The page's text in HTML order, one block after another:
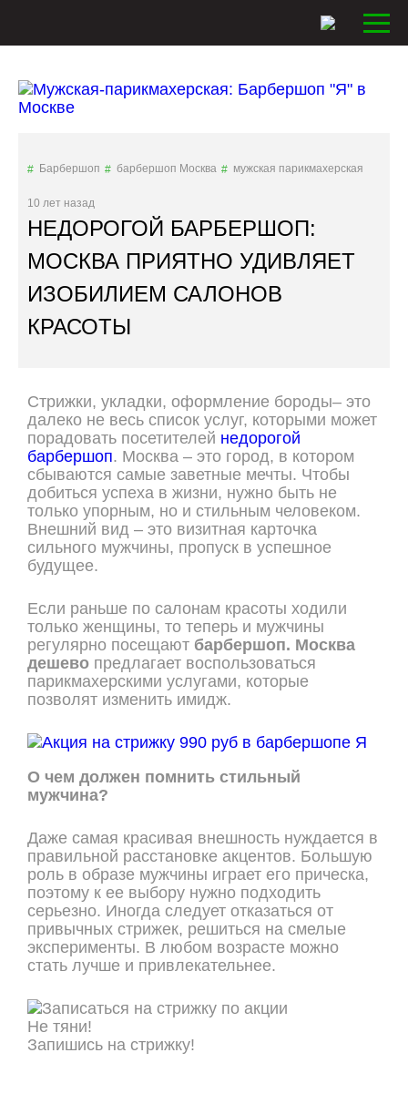
Барбершоп барбершоп Москва мужская парикмахерская
10 лет назад
НЕДОРОГОЙ БАРБЕРШОП:
МОСКВА ПРИЯТНО УДИВЛЯЕТ
ИЗОБИЛИЕМ САЛОНОВ
КРАСОТЫ
Стрижки, укладки, оформление бороды– это
далеко не весь список услуг, которыми может
порадовать посетителей недорогой
барбершоп. Москва – это город, в котором
сбываются самые заветные мечты. Чтобы
добиться успеха в жизни, нужно быть не
только упорным, но и стильным человеком.
Внешний вид – это визитная карточка
сильного мужчины, пропуск в успешное
будущее.
Если раньше по салонам красоты ходили
только женщины, то теперь и мужчины
регулярно посещают барбершоп. Москва
дешево предлагает воспользоваться
парикмахерскими услугами, которые
позволят изменить имидж.
О чем должен помнить стильный
мужчина?
Даже самая красивая внешность нуждается в
правильной расстановке акцентов. Большую
роль в образе мужчины играет его прическа,
поэтому к ее выбору нужно подходить
серьезно. Иногда следует отказаться от
привычных стрижек, решиться на смелые
эксперименты. В любом возрасте можно
стать лучше и привлекательнее.
Не тяни!
Запишись на стрижку!